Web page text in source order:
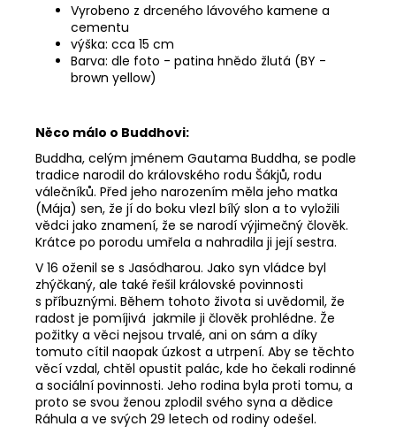
Vyrobeno z drceného lávového kamene a
cementu
výška: cca 15 cm
Barva: dle foto - patina hnědo žlutá (BY -
brown yellow)
Něco málo o Buddhovi:
Buddha, celým jménem Gautama Buddha, se podle
tradice narodil do královského rodu Šákjů, rodu
válečníků. Před jeho narozením měla jeho matka
(Mája) sen, že jí do boku vlezl bílý slon a to vyložili
vědci jako znamení, že se narodí výjimečný člověk.
Krátce po porodu umřela a nahradila ji její sestra.
V 16 oženil se s Jasódharou. Jako syn vládce byl
zhýčkaný, ale také řešil královské povinnosti
s příbuznými. Během tohoto života si uvědomil, že
radost je pomíjivá jakmile ji člověk prohlédne. Že
požitky a věci nejsou trvalé, ani on sám a díky
tomuto cítil naopak úzkost a utrpení. Aby se těchto
věcí vzdal, chtěl opustit palác, kde ho čekali rodinné
a sociální povinnosti. Jeho rodina byla proti tomu, a
proto se svou ženou zplodil svého syna a dědice
Ráhula a ve svých 29 letech od rodiny odešel.